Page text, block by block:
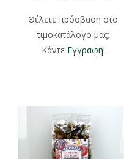
Θέλετε πρόσβαση στο
τιμοκατάλογο μας;
Κάντε Εγγραφή!